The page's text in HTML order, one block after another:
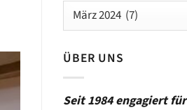
Archiv
ÜBER UNS
Seit 1984 engagiert für